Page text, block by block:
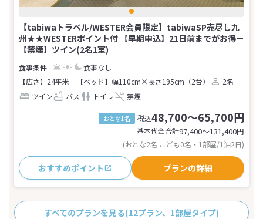
【tabiwaトラベル/WESTER会員限定】tabiwaSP売尽し九
州★★WESTERポイント付 【早期申込】21日前までがお得－
【禁煙】ツイン(2名1室)
食事なし
【広さ】24平米
【ベッド】幅110cm×長さ195cm（2台）
2名
ツイン
バス トイレ 禁煙
おとな1名 税込48,700～65,700円
基本代金合計97,400〜131,400円
(おとな2名 こども0名・1部屋/1泊2日)
おすすめポイント プランの詳細
すべてのプランを見る(12プラン、1部屋タイプ)